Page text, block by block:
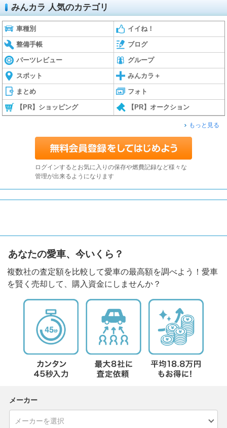
みんカラ 人気のカテゴリ
車種別 イイね！
整備手帳 ブログ
パーツレビュー グループ
スポット みんカラ＋
まとめ フォト
【PR】ショッピング 【PR】オークション
もっと見る
ログインするとお気に入りの保存や燃費記録など様々な
管理が出来るようになります
あなたの愛車、今いくら？
複数社の査定額を比較して愛車の最高額を調べよう！愛車
を賢く売却して、購入資金にしませんか？
メーカー